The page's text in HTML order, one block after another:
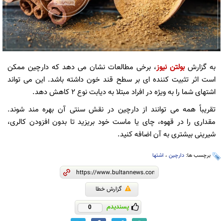
به گزارشبولتن نیوز، برخی مطالعات نشان می دهد که دارچین ممکن
است اثر تثبیت کننده ای بر سطح قند خون داشته باشد. این می تواند
اشتهای شما را به ویژه در افراد مبتلا به دیابت نوع ۲ کاهش دهد.
تقریباً همه می توانند از دارچین در نقش سنتی آن بهره مند شوند.
مقداری را در قهوه، چای یا ماست خود بریزید تا بدون افزودن کالری،
شیرینی بیشتری به آن اضافه کنید.
برچسب ها: دارچین ، اشتها
گزارش خطا
پسندیدم 0